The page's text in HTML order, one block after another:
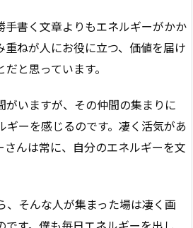
手書く文章よりもエネルギーがかか
重ねが人にお役に立つ、価値を届け
と思っています。
がいますが、その仲間の集まりに
ギーを感じるのです。凄く活気があ
さんは常に、自分のエネルギーを文
、そんな人が集まった場は凄く画